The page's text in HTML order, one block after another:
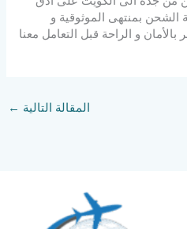
الشحن بمنتهى الموثوقية و
و الراحة قبل التعامل معنا
المقالة التالية ←